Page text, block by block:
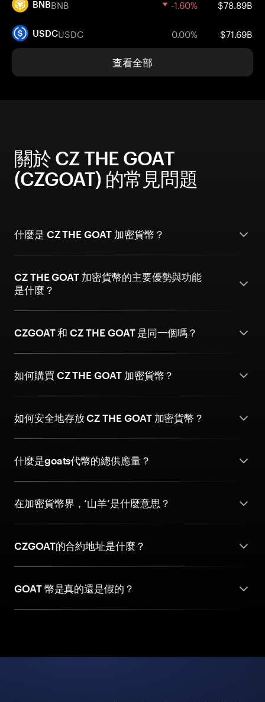
BNBBNB -1.60% $78.89B
USDCUSDC 0.00% $71.69B
查看全部
關於 CZ THE GOAT
(CZGOAT) 的常見問題
什麼是 CZ THE GOAT 加密貨幣？
CZ THE GOAT 加密貨幣的主要優勢與功能
是什麼？
CZGOAT 和 CZ THE GOAT 是同一個嗎？
如何購買 CZ THE GOAT 加密貨幣？
如何安全地存放 CZ THE GOAT 加密貨幣？
什麼是goats代幣的總供應量？
在加密貨幣界，‘山羊’是什麼意思？
CZGOAT的合約地址是什麼？
GOAT 幣是真的還是假的？